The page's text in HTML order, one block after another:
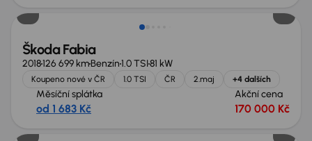
Škoda Fabia
2018126 699 kmBenzín1.0 TSI81 kW
Koupeno nové v ČR 1.0 TSI ČR 2.maj +4 dalších
Měsíční splátka
od 1 683 Kč
Akční cena
170 000 Kč
Možnost odpočtu DPH